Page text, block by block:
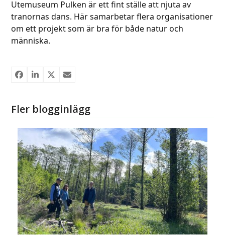
Utemuseum Pulken är ett fint ställe att njuta av
tranornas dans. Här samarbetar flera organisationer
om ett projekt som är bra för både natur och
människa.
Fler blogginlägg